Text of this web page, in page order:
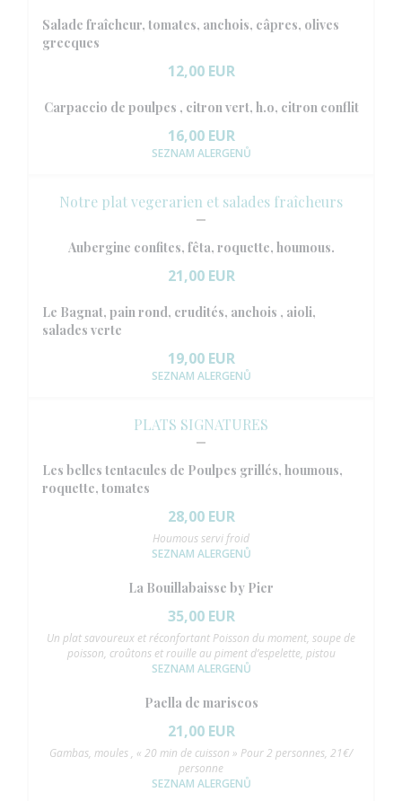
Salade fraîcheur, tomates, anchois, câpres, olives
grecques
12,00 EUR
Carpaccio de poulpes , citron vert, h.o, citron conflit
16,00 EUR
SEZNAM ALERGENŮ
Notre plat vegerarien et salades fraîcheurs
Aubergine confites, fêta, roquette, houmous.
21,00 EUR
Le Bagnat, pain rond, crudités, anchois , aioli,
salades verte
19,00 EUR
SEZNAM ALERGENŮ
PLATS SIGNATURES
Les belles tentacules de Poulpes grillés, houmous,
roquette, tomates
28,00 EUR
Houmous servi froid
SEZNAM ALERGENŮ
La Bouillabaisse by Pier
35,00 EUR
Un plat savoureux et réconfortant Poisson du moment, soupe de
poisson, croûtons et rouille au piment d’espelette, pistou
SEZNAM ALERGENŮ
Paella de mariscos
21,00 EUR
Gambas, moules , « 20 min de cuisson » Pour 2 personnes, 21€/
personne
SEZNAM ALERGENŮ